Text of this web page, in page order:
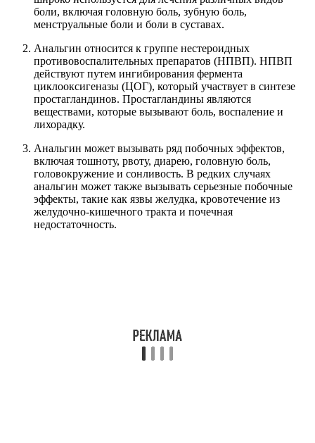
боли, включая головную боль, зубную боль,
менструальные боли и боли в суставах.
Анальгин относится к группе нестероидных
противовоспалительных препаратов (НПВП). НПВП
действуют путем ингибирования фермента
циклооксигеназы (ЦОГ), который участвует в синтезе
простагландинов. Простагландины являются
веществами, которые вызывают боль, воспаление и
лихорадку.
Анальгин может вызывать ряд побочных эффектов,
включая тошноту, рвоту, диарею, головную боль,
головокружение и сонливость. В редких случаях
анальгин может также вызывать серьезные побочные
эффекты, такие как язвы желудка, кровотечение из
желудочно-кишечного тракта и почечная
недостаточность.